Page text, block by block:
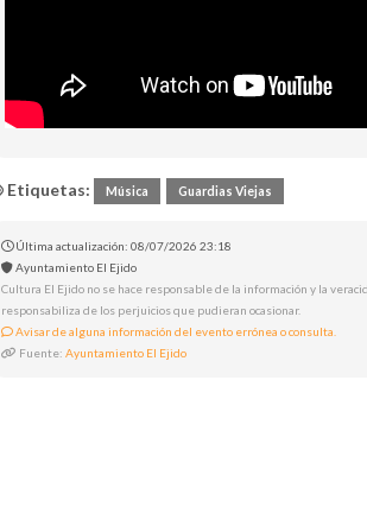
Etiquetas: Música Guardias Viejas
Última actualización: 08/07/2026 23:18
Ayuntamiento El Ejido
Cultura El Ejido no se hace responsable de la información y la
responsabiliza de los perjuicios que pudieran ocasionar.
Avisar de alguna información del evento errónea o consulta.
Fuente:Ayuntamiento El Ejido